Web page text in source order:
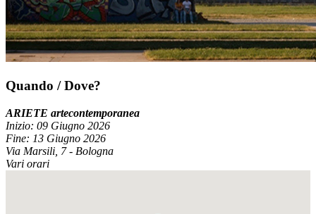
Quando / Dove?
ARIETE artecontemporanea
Inizio: 09 Giugno 2026
Fine: 13 Giugno 2026
Via Marsili, 7 - Bologna
Vari orari